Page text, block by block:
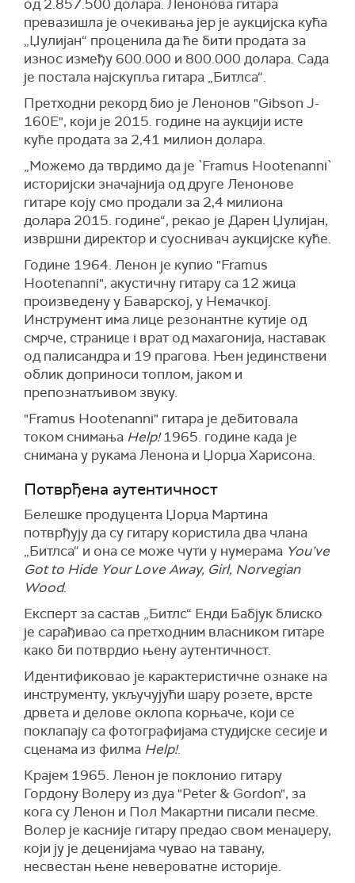
од 2.857.500 долара. Ленонова гитара
превазишла је очекивања јер је аукцијска кућа
„Џулијан“ проценила да ће бити продата за
износ између 600.000 и 800.000 долара. Сада
је постала најскупља гитара „Битлса“.
Претходни рекорд био је Ленонов "Gibson J-
160E", који је 2015. године на аукцији исте
куће продата за 2,41 милион долара.
„Можемо да тврдимо да је `Framus Hootenanni`
историјски значајнија од друге Ленонове
гитаре коју смо продали за 2,4 милиона
долара 2015. године“, рекао је Дарен Џулијан,
извршни директор и суоснивач аукцијске куће.
Године 1964. Ленон је купио "Framus
Hootenanni", акустичну гитару са 12 жица
произведену у Баварској, у Немачкој.
Инструмент има лице резонантне кутије од
смрче, странице i врат од махагонија, наставак
од палисандра и 19 прагова. Њен јединствени
облик доприноси топлом, јаком и
препознатљивом звуку.
"Framus Hootenanni" гитара је дебитовала
током снимања Help!1965. године када је
снимана у рукама Ленона и Џорџа Харисона.
Потврђена аутентичност
Белешке продуцента Џорџа Мартина
потврђују да су гитару користила два члана
„Битлса“ и она се може чути у нумерама You’ve
Got to Hide Your Love Away, Girl, Norvegian
Wood.
Експерт за састав „Битлс“ Енди Бабјук блиско
је сарађивао са претходним власником гитаре
како би потврдио њену аутентичност.
Идентификовао је карактеристичне ознаке на
инструменту, укључујући шару розете, врсте
дрвета и делове оклопа корњаче, који се
поклапају са фотографијама студијске сесије и
сценама из филма Help!.
Крајем 1965. Ленон је поклонио гитару
Гордону Волеру из дуа "Peter & Gordon", за
кога су Ленон и Пол Макартни писали песме.
Волер је касније гитару предао свом менаџеру,
који ју је деценијама чувао на тавану,
несвестан њене невероватне историје.